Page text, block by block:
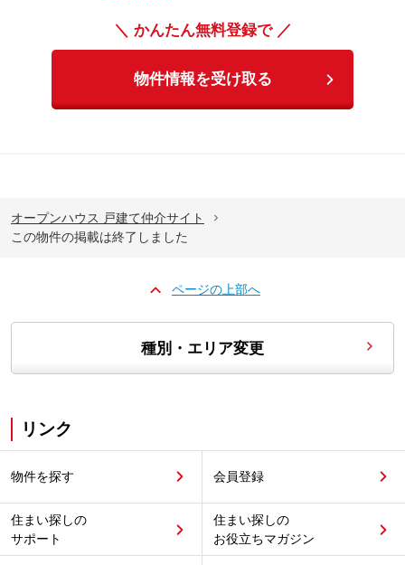
＼ かんたん無料登録で ／
物件情報を受け取る
オープンハウス 戸建て仲介サイト
この物件の掲載は終了しました
ページの上部へ
種別・エリア変更
リンク
物件を探す 会員登録
住まい探しの
サポート
住まい探しの
お役立ちマガジン